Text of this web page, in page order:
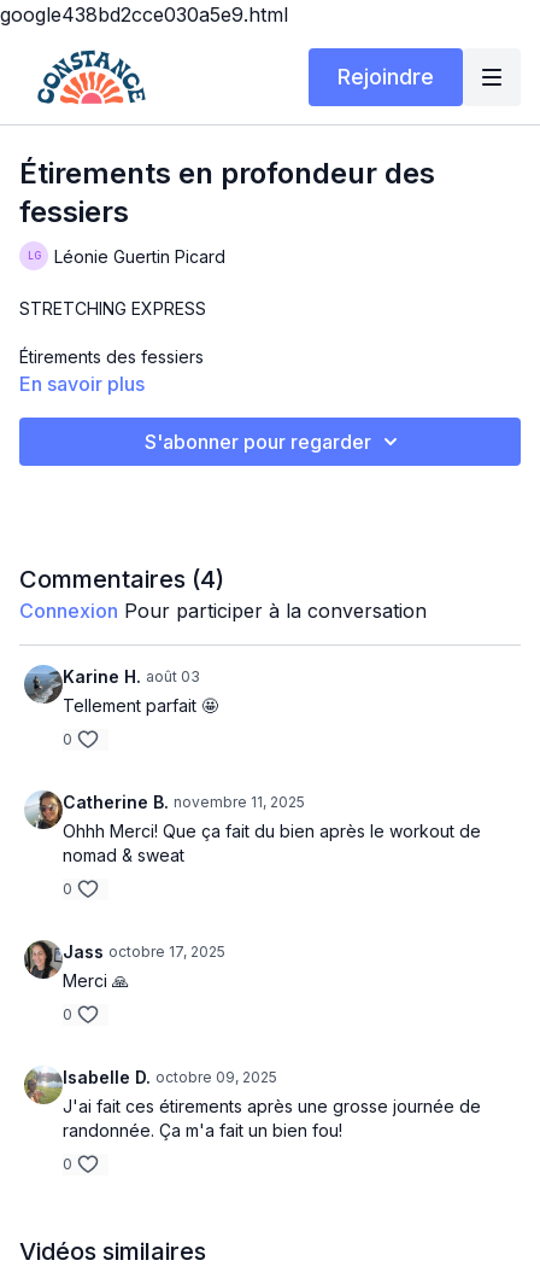
google438bd2cce030a5e9.html
Rejoindre
Étirements en profondeur des
fessiers
Léonie Guertin Picard
STRETCHING EXPRESS
Étirements des fessiers
Léonie
En savoir plus
S'abonner pour regarder
Commentaires (4)
Connexion Pour participer à la conversation
Karine H. août 03
Tellement parfait 🤩
0
Catherine B. novembre 11, 2025
Ohhh Merci! Que ça fait du bien après le workout de
nomad & sweat
0
Jass octobre 17, 2025
Merci 🙏
0
Isabelle D. octobre 09, 2025
J'ai fait ces étirements après une grosse journée de
randonnée. Ça m'a fait un bien fou!
0
Vidéos similaires